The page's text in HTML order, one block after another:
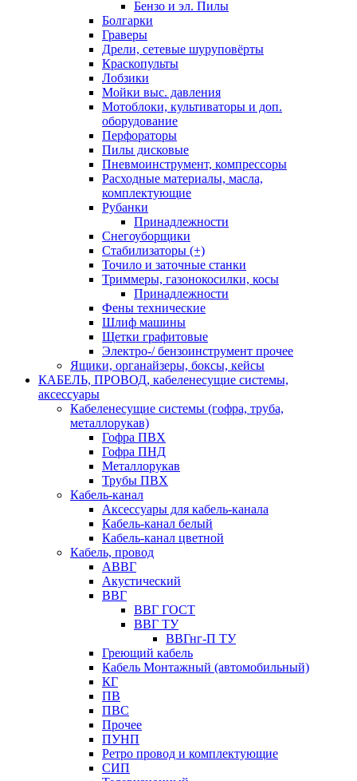
Бензо и эл. Пилы
Болгарки
Граверы
Дрели, сетевые шуруповёрты
Краскопульты
Лобзики
Мойки выс. давления
Мотоблоки, культиваторы и доп.
оборудование
Перфораторы
Пилы дисковые
Пневмоинструмент, компрессоры
Расходные материалы, масла,
комплектующие
Рубанки
Принадлежности
Снегоуборщики
Стабилизаторы (+)
Точило и заточные станки
Триммеры, газонокосилки, косы
Принадлежности
Фены технические
Шлиф машины
Щетки графитовые
Электро-/ бензоинструмент прочее
Ящики, органайзеры, боксы, кейсы
КАБЕЛЬ, ПРОВОД, кабеленесущие системы,
аксессуары
Кабеленесущие системы (гофра, труба,
металлорукав)
Гофра ПВХ
Гофра ПНД
Металлорукав
Трубы ПВХ
Кабель-канал
Аксессуары для кабель-канала
Кабель-канал белый
Кабель-канал цветной
Кабель, провод
АВВГ
Акустический
ВВГ
ВВГ ГОСТ
ВВГ ТУ
ВВГнг-П ТУ
Греющий кабель
Кабель Монтажный (автомобильный)
КГ
ПВ
ПВС
Прочее
ПУНП
Ретро провод и комплектующие
СИП